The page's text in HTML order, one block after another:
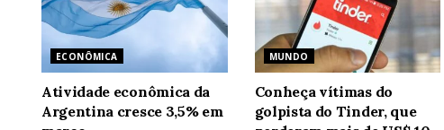
ECONÔMICA
Atividade econômica da
Argentina cresce 3,5% em
MUNDO
Conheça vítimas do
golpista do Tinder, que